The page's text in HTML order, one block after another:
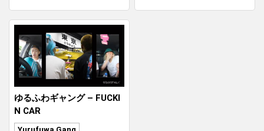
ゆるふわギャング – FUCKI
N CAR